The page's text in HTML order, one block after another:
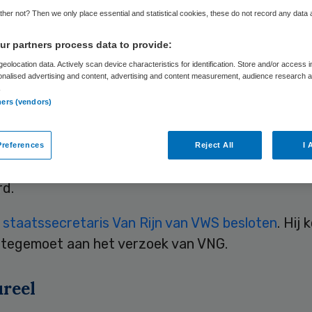
Skipr Redactie 17 oktober 2014
pgb’s voor bijvoorbeeld woningaanpassing of een
vallen ze wel onder het ‘trekkingsrecht’ en
Van Rijn van VWS besloten. Hij
aan het verzoek van VNG.
not? Then we only place essential and statistical cookies, these do not record any data
partners process data to provide:
data. Actively scan device characteristics for identification. Store and/or access
advertising and content, advertising and content measurement, audience research
(vendors)
Reject All I